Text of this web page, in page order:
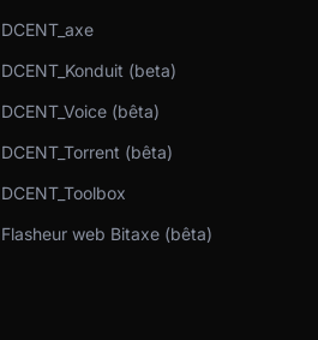
DCENT_axe
DCENT_Konduit (beta)
DCENT_Voice (bêta)
DCENT_Torrent (bêta)
DCENT_Toolbox
Flasheur web Bitaxe (bêta)